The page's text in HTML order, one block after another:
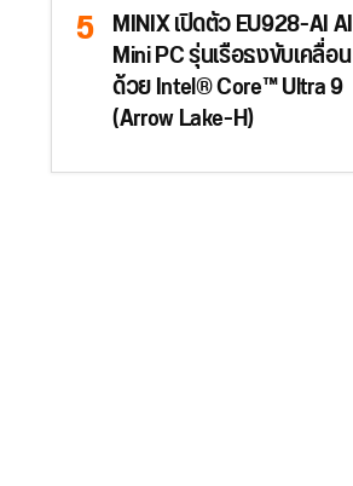
MINIX เปิดตัว EU928-AI AI
Mini PC รุ่นเรือธงขับเคลื่อน
ด้วย Intel® Core™ Ultra 9
(Arrow Lake-H)